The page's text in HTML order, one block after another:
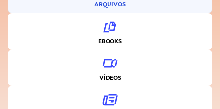
ARQUIVOS
EBOOKS
VÍDEOS